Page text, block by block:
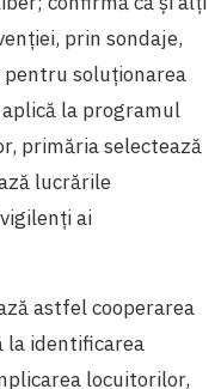
prin sondaje,
soluționarea
la programul
primăria selectează
lucrările
ai
astfel cooperarea
identificarea
locuitorilor,